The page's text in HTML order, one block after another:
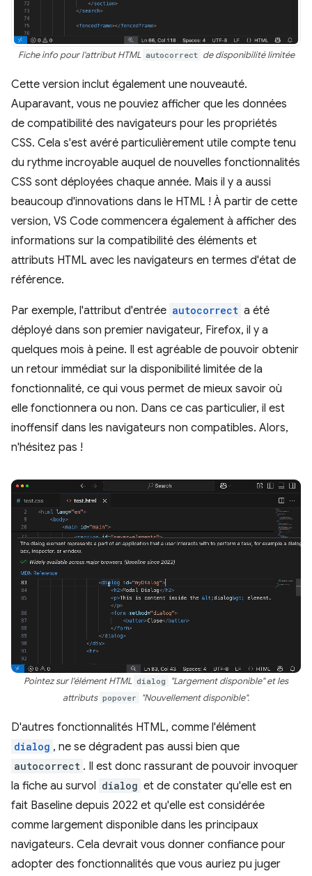
Fiche info pour l'attribut HTML autocorrect de disponibilité limitée
Cette version inclut également une nouveauté.
Auparavant, vous ne pouviez afficher que les données
de compatibilité des navigateurs pour les propriétés
CSS. Cela s'est avéré particulièrement utile compte tenu
du rythme incroyable auquel de nouvelles fonctionnalités
CSS sont déployées chaque année. Mais il y a aussi
beaucoup d'innovations dans le HTML ! À partir de cette
version, VS Code commencera également à afficher des
informations sur la compatibilité des éléments et
attributs HTML avec les navigateurs en termes d'état de
référence.
Par exemple, l'attribut d'entrée autocorrect a été
déployé dans son premier navigateur, Firefox, il y a
quelques mois à peine. Il est agréable de pouvoir obtenir
un retour immédiat sur la disponibilité limitée de la
fonctionnalité, ce qui vous permet de mieux savoir où
elle fonctionnera ou non. Dans ce cas particulier, il est
inoffensif dans les navigateurs non compatibles. Alors,
n'hésitez pas !
Pointez sur l'élément HTML dialog
"Largement disponible" et les
attributs popover "Nouvellement disponible".
D'autres fonctionnalités HTML, comme l'élément
dialog , ne se dégradent pas aussi bien que
autocorrect . Il est donc rassurant de pouvoir invoquer
la fiche au survol dialog et de constater qu'elle est en
fait Baseline depuis 2022 et qu'elle est considérée
comme largement disponible dans les principaux
navigateurs. Cela devrait vous donner confiance pour
adopter des fonctionnalités que vous auriez pu juger